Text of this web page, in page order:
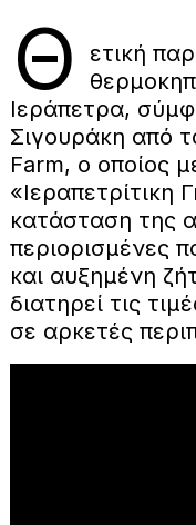
Θ
ετική
Ιεράπετρα,
Σιγουράκη από
Farm, ο οποίος
«Ιεραπετρίτικη
κατάσταση της
περιορισμένες
και αυξημένη
διατηρεί τις
σε αρκετές